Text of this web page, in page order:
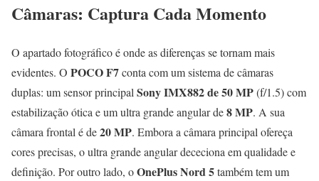
Câmaras: Captura Cada Momento
O apartado fotográfico é onde as diferenças se tornam mais
evidentes. O POCO F7conta com um sistema de câmaras
duplas: um sensor principal Sony IMX882 de 50 MP(f/1.5) com
estabilização ótica e um ultra grande angular de8 MP. A sua
câmara frontal é de20 MP. Embora a câmara principal ofereça
cores precisas, o ultra grande angular dececiona em qualidade e
definição. Por outro lado, oOnePlus Nord 5também tem um